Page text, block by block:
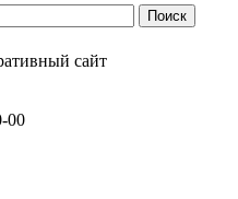
Поиск
сайт
00